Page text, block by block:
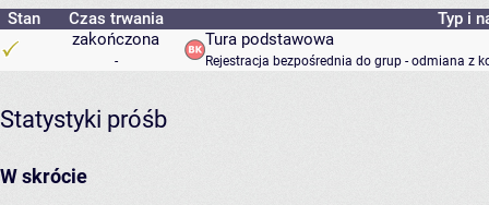
Stan
Czas trwania
Typ i
zakończona
-
Tura podstawowa
Rejestracja bezpośrednia do grup - odmiana z
Statystyki próśb
W skrócie